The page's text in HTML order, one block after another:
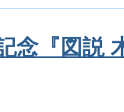
念『図説